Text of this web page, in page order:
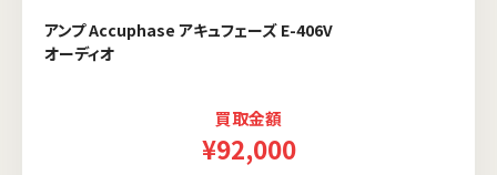
アンプ Accuphase アキュフェーズ E-406V
オーディオ
買取金額
¥92,000